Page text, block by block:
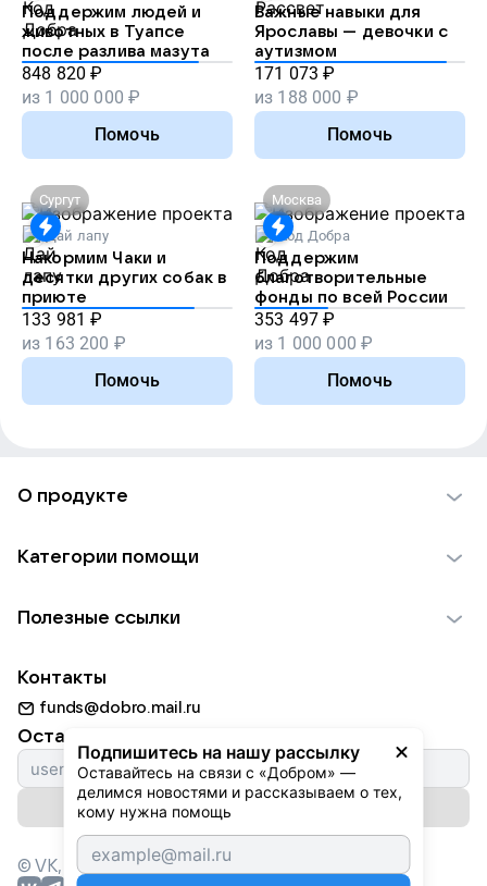
Поддержим людей и
животных в Туапсе
после разлива мазута
848 820 ₽
из 1 000 000 ₽
Помочь
Важные навыки для
Ярославы — девочки с
аутизмом
171 073 ₽
из 188 000 ₽
Помочь
Сургут
Дай лапу
Накормим Чаки и
десятки других собак в
приюте
133 981 ₽
из 163 200 ₽
Помочь
Москва
Код Добра
Поддержим
благотворительные
фонды по всей России
353 497 ₽
из 1 000 000 ₽
Помочь
Подпишитесь на нашу рассылку
Оставайтесь на связи с «Добром» —
делимся новостями и рассказываем о тех,
кому нужна помощь
О продукте
Использование материалов
Для НКО
Партнерам
Категории помощи
Пожилым
Животным
Природе
Культуре
Фондам
Полезные ссылки
Добрый день
Истории
Автоплатежи
Контакты
funds@dobro.mail.ru
Оставайтесь с нами
Подписаться на рассылку
© VK, 2026г. Все права защищены.